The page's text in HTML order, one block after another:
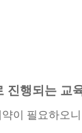
진행되는 교
이 필요하오